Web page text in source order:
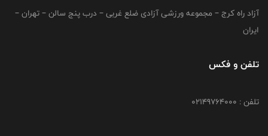
آزاد راه کرج – مجموعه ورزشی آزادی ضلع غربی – درب پنج سالن – تهران –
ایران
تلفن و فکس
تلفن : 02149764000